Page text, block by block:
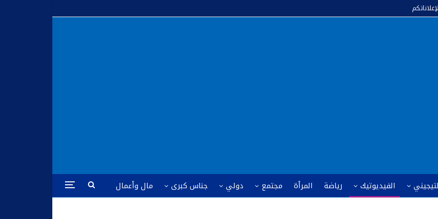
لإعلاناتكم
الفيديوتيك رياضة المرأة مجتمع دولي جناس كبرى
مال وأعمال